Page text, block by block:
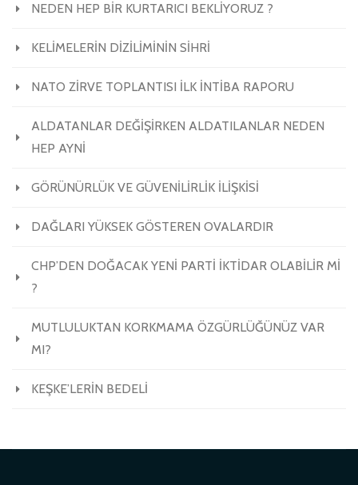
NEDEN HEP BİR KURTARICI BEKLİYORUZ ?
KELİMELERİN DİZİLİMİNİN SİHRİ
NATO ZİRVE TOPLANTISI İLK İNTİBA RAPORU
ALDATANLAR DEĞİŞİRKEN ALDATILANLAR NEDEN
HEP AYNİ
GÖRÜNÜRLÜK VE GÜVENİLİRLİK İLİŞKİSİ
DAĞLARI YÜKSEK GÖSTEREN OVALARDIR
CHP’DEN DOĞACAK YENİ PARTİ İKTİDAR OLABİLİR Mİ
?
MUTLULUKTAN KORKMAMA ÖZGÜRLÜĞÜNÜZ VAR
MI?
KEŞKE’LERİN BEDELİ